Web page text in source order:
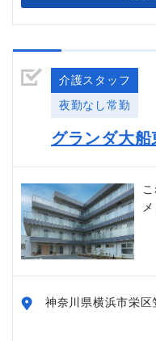
介護スタッフ
夜勤なし常勤
グランダ大船
神奈川県横浜市栄